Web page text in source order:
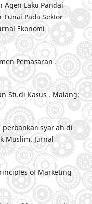
Agen Laku Pandai
Pada Sektor
Ekonomi
Pemasaran .
Studi Kasus . Malang:
perbankan syariah di
Muslim. Jurnal
of Marketing